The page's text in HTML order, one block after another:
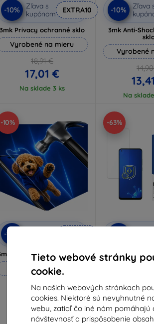
Tieto webové stránky
cookie.
Na našich webových stránkach
cookies. Niektoré sú nevyhnutné
webu, zatiaľ čo iné nám pomáhajú
návštevnosť a prispôsobenie
-10%
Zľava s
kupónom
EXTRA10
3mk Privacy ochranné sklo
Vyrobené na mieru
18,91 €
17,01 €
Na sklade 3 ks
-10%
Zľava
3mk Anti-
Vyrobené
Na
-10%
-10%
Hammer ochranné sklo
Vyrobené na mieru
17,90 €
16,11 €
Na sklade 4 ks
-63%
3MK
A78 4G
Posledný